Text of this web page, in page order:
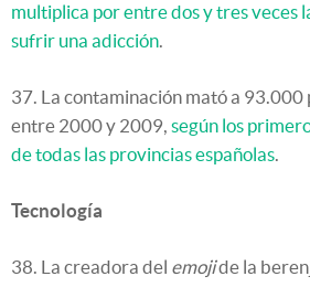
multiplica por entre dos y tres veces
sufrir una adicción.
37. La contaminación mató a 93.000
entre 2000 y 2009, según los
de todas las provincias españolas.
Tecnología
38. La creadora del emojide la